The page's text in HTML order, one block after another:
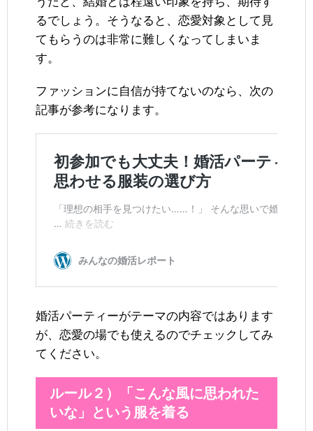
るでしょう。そうなると、恋愛対象として見
てもらうのは非常に難しくなってしまいま
す。
ファッションに自信が持てないのなら、次の
記事が参考になります。
婚活パーティーがテーマの内容ではあります
が、恋愛の場でも使えるのでチェックしてみ
てください。
ルール２）「こんな風に思われた
いな」という服を着る